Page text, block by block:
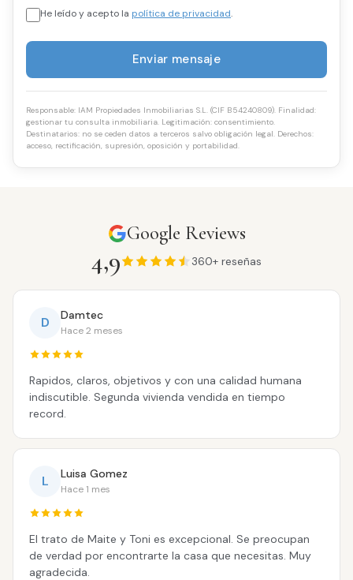
He leído y acepto la política de privacidad.
Enviar mensaje
Responsable: IAM Propiedades Inmobiliarias S.L. (CIF B54240809). Finalidad:
gestionar tu consulta inmobiliaria. Legitimación: consentimiento.
Destinatarios: no se ceden datos a terceros salvo obligación legal. Derechos:
acceso, rectificación, supresión, oposición y portabilidad.
Google Reviews
4,9 360+ reseñas
D Damtec
Hace 2 meses
Rapidos, claros, objetivos y con una calidad humana
indiscutible. Segunda vivienda vendida en tiempo
record.
L Luisa Gomez
Hace 1 mes
El trato de Maite y Toni es excepcional. Se preocupan
de verdad por encontrarte la casa que necesitas. Muy
agradecida.